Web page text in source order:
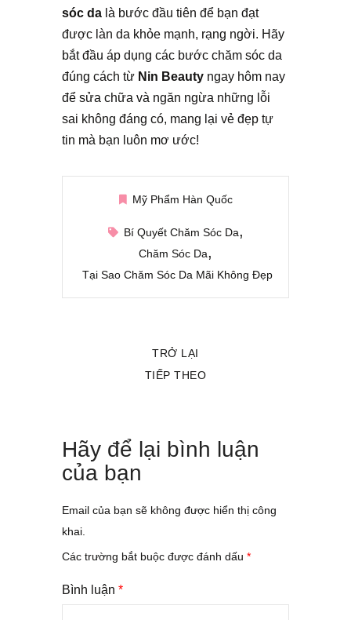
sóc da là bước đầu tiên để bạn đạt
được làn da khỏe mạnh, rạng ngời. Hãy
bắt đầu áp dụng các bước chăm sóc da
đúng cách từ Nin Beauty ngay hôm nay
để sửa chữa và ngăn ngừa những lỗi
sai không đáng có, mang lại vẻ đẹp tự
tin mà bạn luôn mơ ước!
Mỹ Phẩm Hàn Quốc
Bí Quyết Chăm Sóc Da
Chăm Sóc Da
Tại Sao Chăm Sóc Da Mãi Không Đẹp
TRỞ LẠI
TIẾP THEO
Hãy để lại bình luận
của bạn
Email của bạn sẽ không được hiển thị công
khai.
Các trường bắt buộc được đánh dấu *
Bình luận *